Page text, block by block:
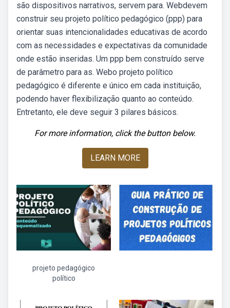
são dispositivos narrativos, servem para. Webdevem
construir seu projeto político pedagógico (ppp) para
orientar suas intencionalidades educativas de acordo
com as necessidades e expectativas da comunidade
onde estão inseridas. Um ppp bem construído serve
de parâmetro para as. Webo projeto político
pedagógico é diferente e único em cada instituição,
podendo haver flexibilização quanto ao conteúdo.
Entretanto, ele deve seguir 3 pilares básicos.
For more information, click the button below.
LEARN MORE
projeto pedagógico
político